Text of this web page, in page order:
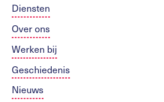
Diensten
Over ons
Werken bij
Geschiedenis
Nieuws